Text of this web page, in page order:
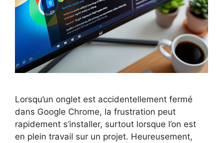
Lorsqu’un onglet est accidentellement fermé
dans Google Chrome, la frustration peut
rapidement s’installer, surtout lorsque l’on est
en plein travail sur un projet. Heureusement,